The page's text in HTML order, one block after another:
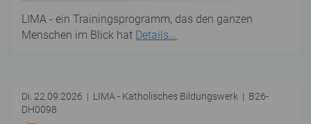
LIMA - ein Trainingsprogramm, das den ganzen
Menschen im Blick hat Details...
Di. 22.09.2026 | LIMA - Katholisches Bildungswerk | B26-
DH0098